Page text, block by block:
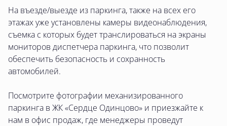
На въезде/выезде из паркинга, также на всех его
этажах уже установлены камеры видеонаблюдения,
съемка с которых будет транслироваться на экраны
мониторов диспетчера паркинга, что позволит
обеспечить безопасность и сохранность
автомобилей.
Посмотрите фотографии механизированного
паркинга в ЖК «Сердце Одинцово» и приезжайте к
нам в офис продаж, где менеджеры проведут